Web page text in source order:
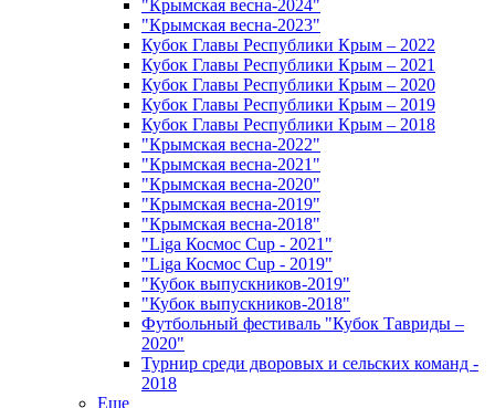
"Крымская весна-2024"
"Крымская весна-2023"
Кубок Главы Республики Крым – 2022
Кубок Главы Республики Крым – 2021
Кубок Главы Республики Крым – 2020
Кубок Главы Республики Крым – 2019
Кубок Главы Республики Крым – 2018
"Крымская весна-2022"
"Крымская весна-2021"
"Крымская весна-2020"
"Крымская весна-2019"
"Крымская весна-2018"
"Liga Космос Cup - 2021"
"Liga Космос Cup - 2019"
"Кубок выпускников-2019"
"Кубок выпускников-2018"
Футбольный фестиваль "Кубок Тавриды –
2020"
Турнир среди дворовых и сельских команд -
2018
Еще